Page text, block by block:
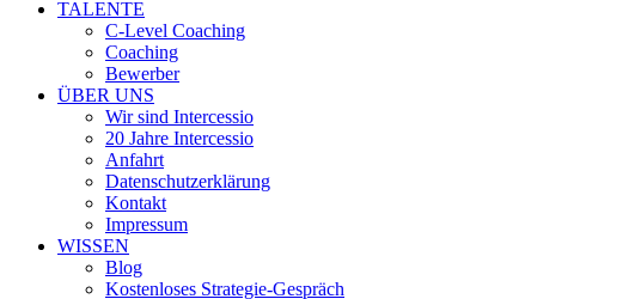
TALENTE
C-Level Coaching
Coaching
Bewerber
ÜBER UNS
Wir sind Intercessio
20 Jahre Intercessio
Anfahrt
Datenschutzerklärung
Kontakt
Impressum
WISSEN
Blog
Kostenloses Strategie-Gespräch